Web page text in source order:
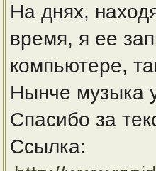
На днях,
время, я ее
компьютере,
Нынче музыка
Спасибо за
Ссылка: